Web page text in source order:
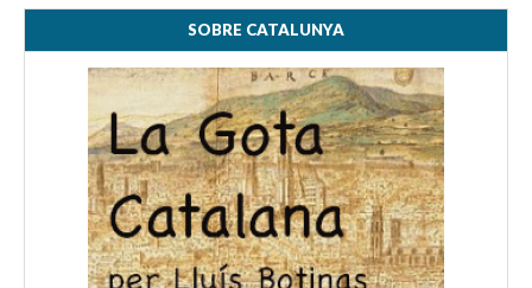
SOBRE CATALUNYA